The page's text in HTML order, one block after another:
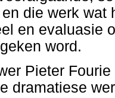
die werk wat
en evaluasie
word.
Pieter
dramatiese